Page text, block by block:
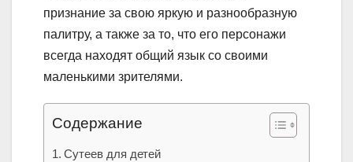
признание за свою яркую и разнообразную
палитру, а также за то, что его персонажи
всегда находят общий язык со своими
маленькими зрителями.
Содержание
Сутеев для детей